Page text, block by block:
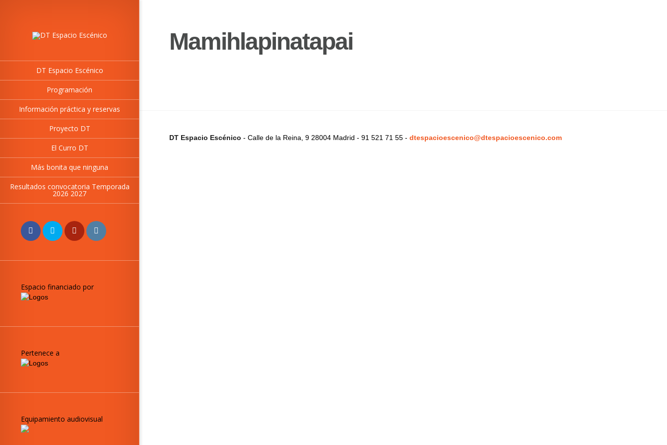
DT Espacio Escénico
Programación
Información práctica y reservas
Proyecto DT
El Curro DT
Más bonita que ninguna
Resultados convocatoria Temporada
2026 2027
Espacio financiado por
Pertenece a
Equipamiento audiovisual
Mamihlapinatapai
DT Espacio Escénico - Calle de la Reina, 9 28004 Madrid - 91 521 71 55 - dtespacioescenico@dtespacioescenico.com